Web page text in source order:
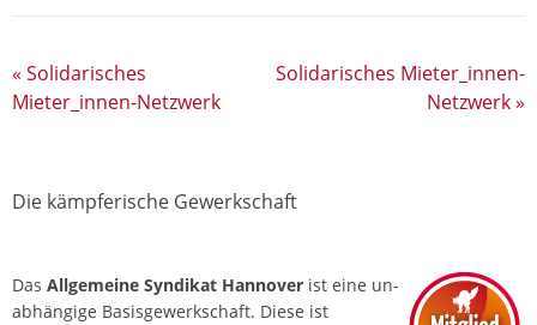
« Solidarisches
Mieter_innen-Netzwerk
Solidarisches Mieter_innen-
Netzwerk»
Die kämpferische Gewerkschaft
Das Allgemeine Syndikat Hannover ist eine un­
abhängige Basis­gewerkschaft. Diese ist